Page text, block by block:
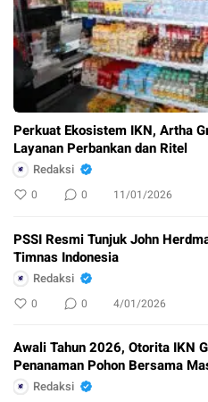
Perkuat Ekosistem IKN, Artha
Layanan Perbankan dan Ritel
Redaksi
0 0 11/01/2026
PSSI Resmi Tunjuk John
Timnas Indonesia
Redaksi
0 0 4/01/2026
Awali Tahun 2026, Otorita IKN
Penanaman Pohon Bersama
Redaksi